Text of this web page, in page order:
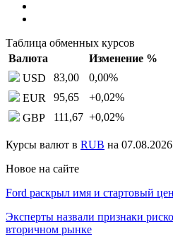
Таблица обменных курсов
Валюта
Изменение %
USD
83,00 0,00%
EUR
95,65 +0,02%
GBP
111,67 +0,02%
Курсы валют в RUB на 07.08.2026
Новое на сайте
Ford раскрыл имя и стартовый
Эксперты назвали признаки
вторичном рынке